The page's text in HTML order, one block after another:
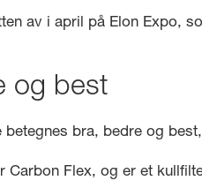
av i april på Elon Expo,
og best
betegnes bra, bedre og
Carbon Flex, og er et